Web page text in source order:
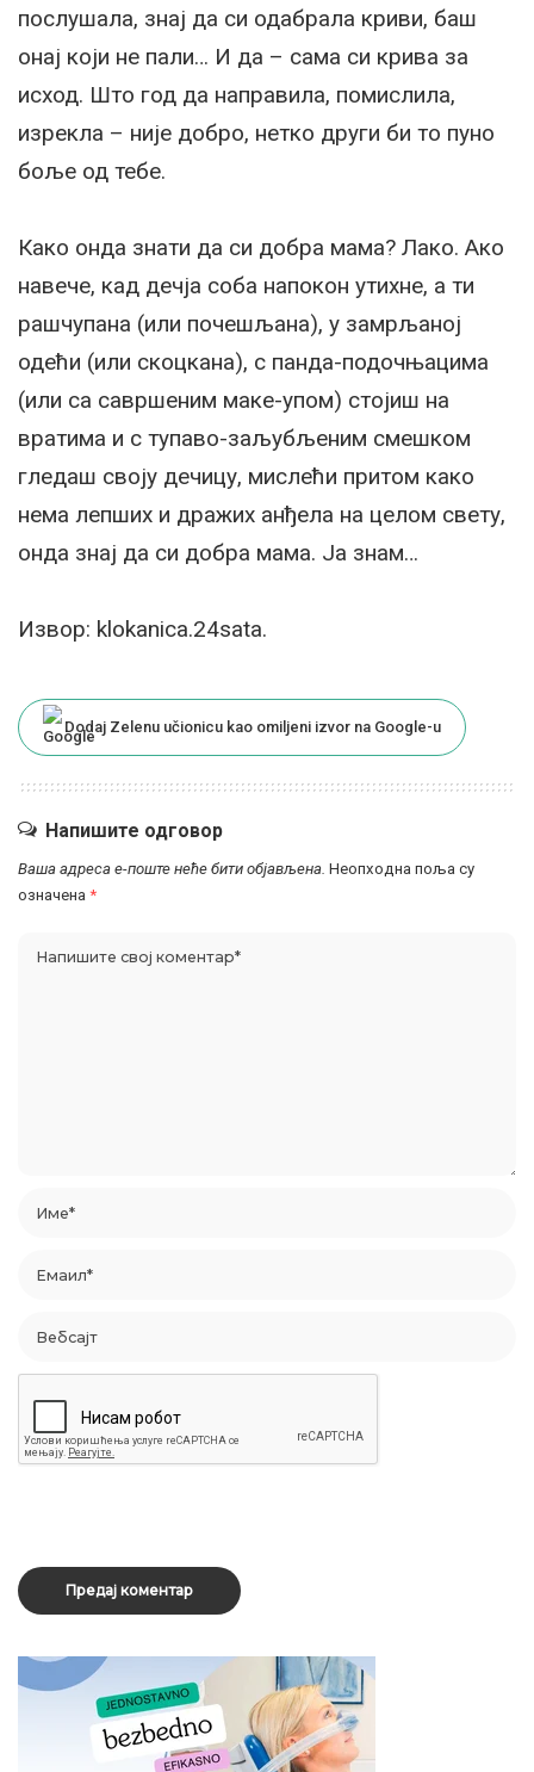
послушала, знај да си одабрала криви, баш
онај који не пали… И да – сама си крива за
исход. Што год да направила, помислила,
изрекла – није добро, нетко други би то пуно
боље од тебе.
Како онда знати да си добра мама? Лако. Ако
навече, кад дечја соба напокон утихне, а ти
рашчупана (или почешљана), у замрљаној
одећи (или скоцкана), с панда-подочњацима
(или са савршеним маке-упом) стојиш на
вратима и с тупаво-заљубљеним смешком
гледаш своју дечицу, мислећи притом како
нема лепших и дражих анђела на целом свету,
онда знај да си добра мама. Ја знам…
Извор: klokanica.24sata.
Dodaj Zelenu učionicu kao omiljeni izvor na Google-u
Напишите одговор
Ваша адреса е-поште неће бити објављена. Неопходна поља су
означена *